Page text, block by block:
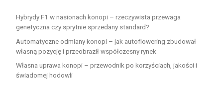
Hybrydy F1 w nasionach konopi – rzeczywista przewaga
genetyczna czy sprytnie sprzedany standard?
Automatyczne odmiany konopi – jak autoflowering zbudował
własną pozycję i przeobraził współczesny rynek
Własna uprawa konopi – przewodnik po korzyściach, jakości i
świadomej hodowli